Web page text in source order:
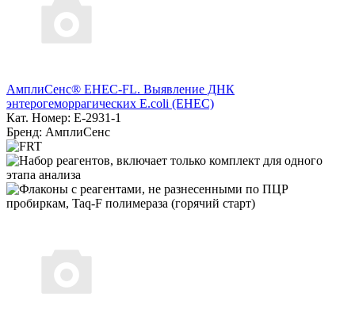
АмплиСенс® EHEC-FL. Выявление ДНК
энтерогеморрагических E.coli (EHEC)
Кат. Номер: E-2931-1
Бренд: АмплиСенс